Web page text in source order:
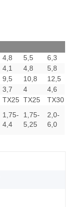
4,8 5,5
6,3
4,1 4,8
5,8
9,5 10,8
12,5
3,7 4
4,6
TX25 TX25
TX30
1,75-
4,4
1,75-
5,25
2,0-
6,0